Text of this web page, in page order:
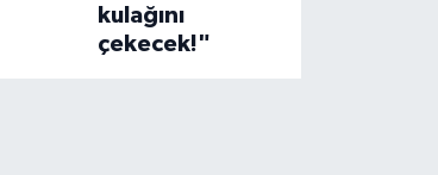
kulağını
çekecek!"